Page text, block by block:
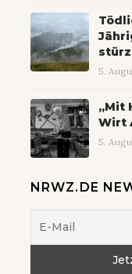
5.
„Mit
Wirt
5.
NRWZ.DE